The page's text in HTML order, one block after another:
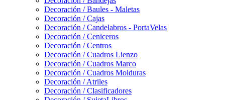
Decoración / Baules - Maletas
Decoración / Cajas
Decoración / Candelabros - PortaVelas
Decoración / Ceniceros
Decoración / Centros
Decoración / Cuadros Lienzo
Decoración / Cuadros Marco
Decoración / Cuadros Molduras
Decoración / Atriles
Decoración / Clasificadores